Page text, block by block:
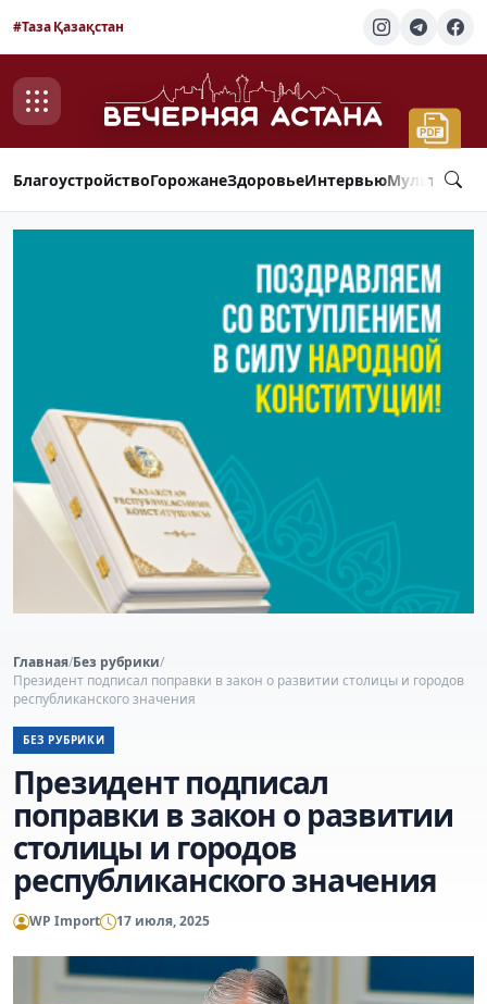
#Таза Қазақстан
БлагоустройствоГорожанеЗдоровьеИнтервью
Главная/Без рубрики/
Президент подписал поправки в закон о развитии столицы и городов
республиканского значения
БЕЗ РУБРИКИ
Президент подписал
поправки в закон о развитии
столицы и городов
республиканского значения
WP Import 17 июля, 2025